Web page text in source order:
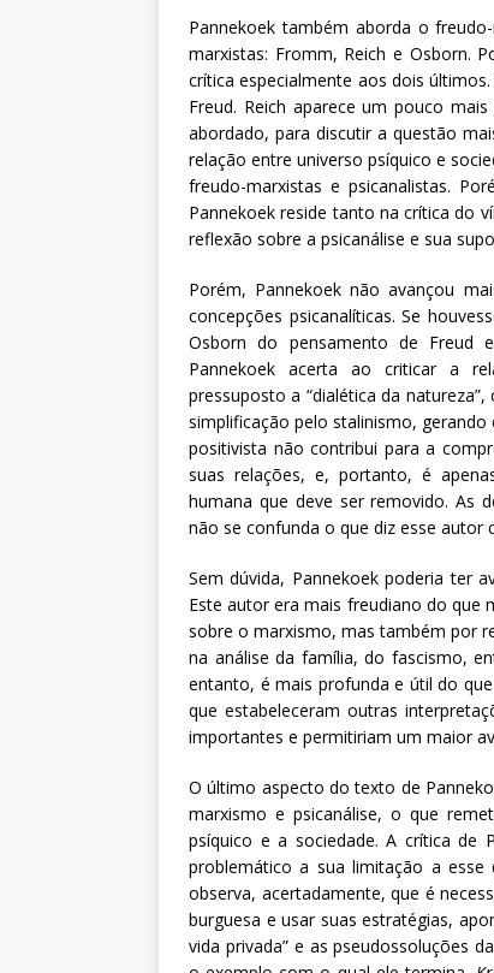
Pannekoek também aborda o
marxistas: Fromm, Reich e Osborn.
crítica especialmente aos dois
Freud. Reich aparece um pouco
abordado, para discutir a questão
relação entre universo psíquico e
freudo-marxistas e psicanalistas.
Pannekoek reside tanto na crítica do
reflexão sobre a psicanálise e sua
Porém, Pannekoek não avançou
concepções psicanalíticas. Se
Osborn do pensamento de Freud
Pannekoek acerta ao criticar a
pressuposto a “dialética da
simplificação pelo stalinismo,
positivista não contribui para a
suas relações, e, portanto, é
humana que deve ser removido. As
não se confunda o que diz esse autor
Sem dúvida, Pannekoek poderia ter
Este autor era mais freudiano do que
sobre o marxismo, mas também por
na análise da família, do fascismo,
entanto, é mais profunda e útil do
que estabeleceram outras
importantes e permitiriam um maior
O último aspecto do texto de
marxismo e psicanálise, o que
psíquico e a sociedade. A crítica de
problemático a sua limitação a esse
observa, acertadamente, que é
burguesa e usar suas estratégias,
vida privada” e as pseudossoluções